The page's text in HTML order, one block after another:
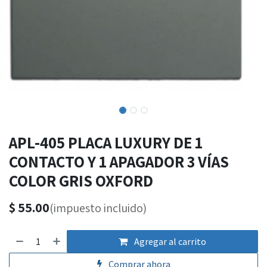
APL-405 PLACA LUXURY DE 1
CONTACTO Y 1 APAGADOR 3 VÍAS
COLOR GRIS OXFORD
$ 55.00(impuesto incluido)
Agregar al carrito
Comprar ahora